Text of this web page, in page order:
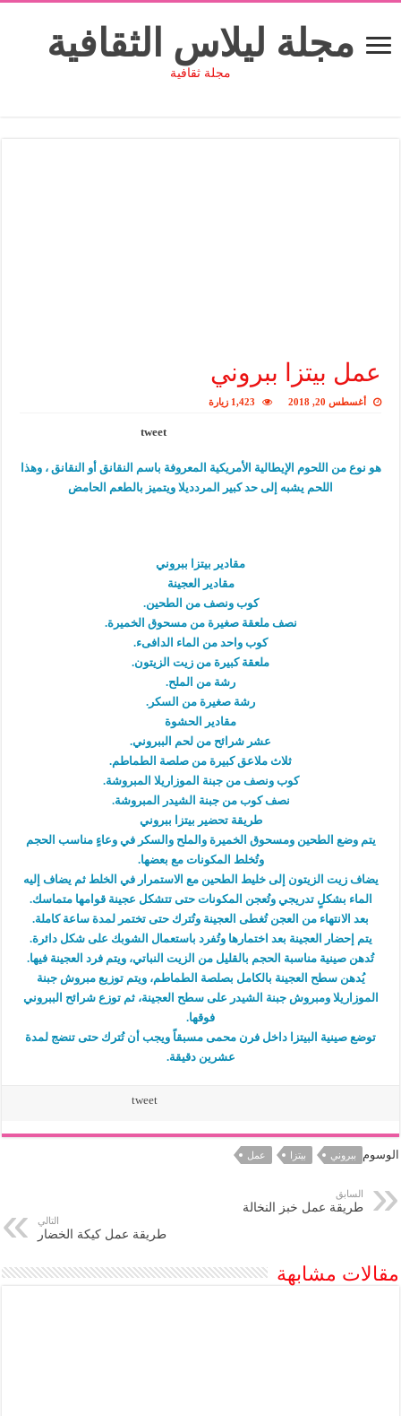
مجلة ليلاس الثقافية
مجلة ثقافية
عمل بيتزا ببروني
أغسطس 20, 2018 1,423 زيارة
tweet
هو نوع من اللحوم الإيطالية الأمريكية المعروفة باسم النقانق أو النقانق ، وهذا
اللحم يشبه إلى حد كبير المردديلا ويتميز بالطعم الحامض
مقادير بيتزا ببروني
مقادير العجينة
كوب ونصف من الطحين.
نصف ملعقة صغيرة من مسحوق الخميرة.
كوب واحد من الماء الدافىء.
ملعقة كبيرة من زيت الزيتون.
رشة من الملح.
رشة صغيرة من السكر.
مقادير الحشوة
عشر شرائح من لحم الببروني.
ثلاث ملاعق كبيرة من صلصة الطماطم.
كوب ونصف من جبنة الموزاريلا المبروشة.
نصف كوب من جبنة الشيدر المبروشة.
طريقة تحضير بيتزا ببروني
يتم وضع الطحين ومسحوق الخميرة والملح والسكر في وعاءٍ مناسب الحجم
وتُخلط المكونات مع بعضها.
يضاف زيت الزيتون إلى خليط الطحين مع الاستمرار في الخلط ثم يضاف إليه
الماء بشكلٍ تدريجي وتُعجن المكونات حتى تتشكل عجينة قوامها متماسك.
بعد الانتهاء من العجن تُغطى العجينة وتُترك حتى تختمر لمدة ساعة كاملة.
يتم إحضار العجينة بعد اختمارها وتُفرد باستعمال الشوبك على شكل دائرة.
تُدهن صينية مناسبة الحجم بالقليل من الزيت النباتي، ويتم فرد العجينة فيها.
يُدهن سطح العجينة بالكامل بصلصة الطماطم، ويتم توزيع مبروش جبنة
الموزاريلا ومبروش جبنة الشيدر على سطح العجينة، ثم توزع شرائح الببروني
فوقها.
توضع صينية البيتزا داخل فرن محمى مسبقاً ويجب أن تُترك حتى تنضج لمدة
عشرين دقيقة.
tweet
الوسوم ببروني بيتزا عمل
السابق
طريقة عمل خبز النخالة
التالي
طريقة عمل كيكة الخضار
مقالات مشابهة